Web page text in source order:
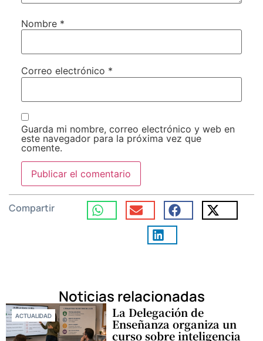
Nombre *
Correo electrónico *
Guarda mi nombre, correo electrónico y web en
este navegador para la próxima vez que
comente.
Compartir
Noticias relacionadas
ACTUALIDAD La Delegación de
Enseñanza organiza un
curso sobre inteligencia